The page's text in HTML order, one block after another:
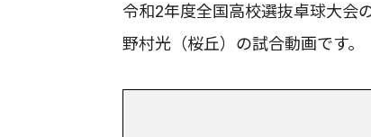
令和2年度全国高校選抜卓球大会
野村光（桜丘）の試合動画です。